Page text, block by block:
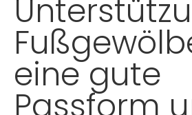
eine gute
Passform